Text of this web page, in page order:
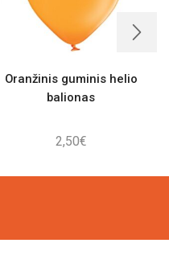
Oranžinis guminis helio
balionas
2,50€